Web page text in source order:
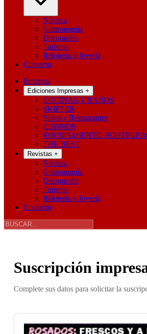
Náutica
Gastronomía
Decoración
Turismo
Relojería y Joyería
Contacto
Empresa
Ediciones Impresas +
COCINAS Y BAÑOS
SKIPPER
Vinos y Restaurantes
CRONOS
EQUIPAMIENTO
THE BEST
Revistas +
Náutica
Gastronomía
Decoración
Turismo
Relojería y Joyería
Contacto
Suscripción
Complete sus datos para solicitar la